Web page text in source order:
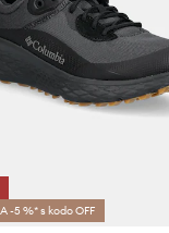
-5 %* s kodo OFF